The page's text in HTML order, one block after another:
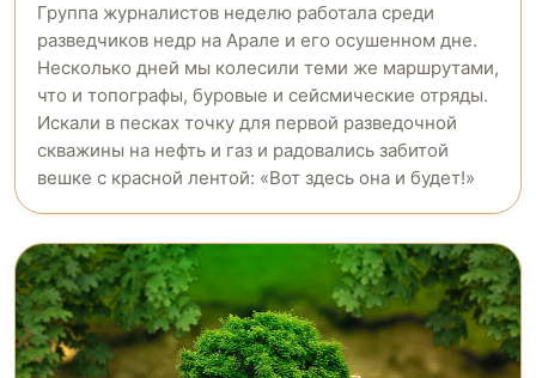
Группа журналистов неделю работала среди
разведчиков недр на Арале и его осушенном дне.
Несколько дней мы колесили теми же маршрутами,
что и топографы, буровые и сейсмические отряды.
Искали в песках точку для первой разведочной
скважины на нефть и газ и радовались забитой
вешке с красной лентой: «Вот здесь она и будет!»